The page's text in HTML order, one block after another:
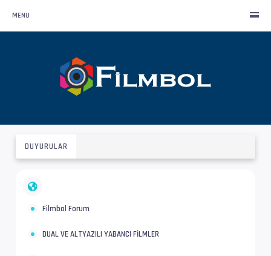
MENU
DUYURULAR
Filmbol Forum
DUAL VE ALTYAZILI YABANCI FİLMLER